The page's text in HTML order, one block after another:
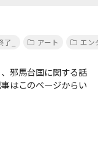
了_ アート エン
邪馬台国に関する話
はこのページからい